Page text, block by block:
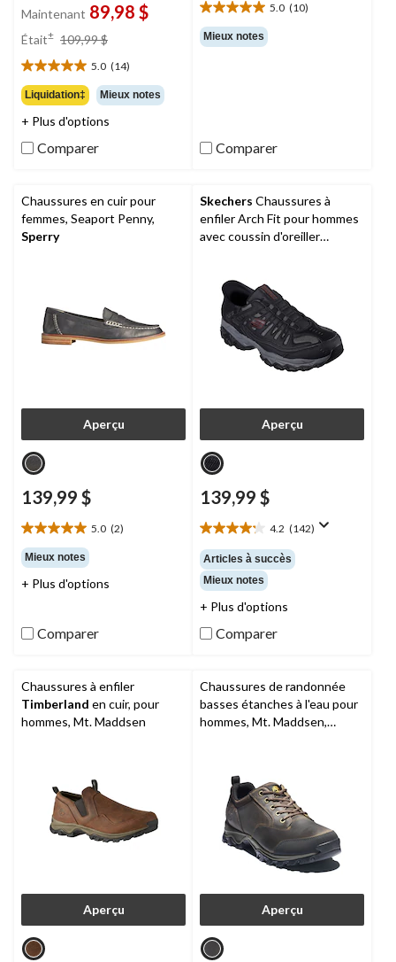
Maintenant 89,98 $
Était± 109,99 $
109,99 $
5.0 (14)
5.0
étoile(s)
sur
5.
14
évaluations
Liquidation‡ Mieux notes
+ Plus d'options
Comparer
5.0 (10)
5.0
étoile(s)
sur
Mieux notes
Comparer
Chaussures en cuir pour
femmes, Seaport Penny,
Sperry
Aperçu
139,99 $
5.0 (2)
5.0
étoile(s)
sur
5.
Mieux notes
+ Plus d'options
Comparer
Skechers Chaussures à
enfiler Arch Fit pour hommes
avec coussin d'oreiller
Aperçu
139,99 $
4.2 (142)
4.2
étoile(s)
sur
5.
142
Articles à succès
Mieux notes
+ Plus d'options
Comparer
Chaussures à enfiler
Timberland en cuir, pour
hommes, Mt. Maddsen
Aperçu
Chaussures de randonnée
basses étanches à l'eau pour
hommes, Mt. Maddsen,
Aperçu